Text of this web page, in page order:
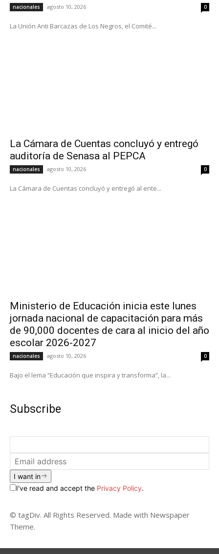
nacionales agosto 10, 2026 0
La Unión Anti Barcazas de Los Negros, el Comité...
La Cámara de Cuentas concluyó y entregó
auditoría de Senasa al PEPCA
nacionales agosto 10, 2026 0
La Cámara de Cuentas concluyó y entregó al ente...
Ministerio de Educación inicia este lunes
jornada nacional de capacitación para más
de 90,000 docentes de cara al inicio del año
escolar 2026-2027
nacionales agosto 10, 2026 0
Bajo el lema “Educación que inspira y transforma”, la...
Subscribe
I want in
I've read and accept the Privacy Policy.
© tagDiv. All Rights Reserved. Made with Newspaper
Theme.